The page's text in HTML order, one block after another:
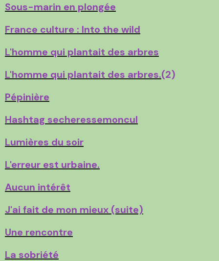
Sous-marin en plongée
France culture : Into the wild
L'homme qui plantait des arbres
L'homme qui plantait des arbres.(2)
Pépinière
Hashtag secheressemoncul
Lumières du soir
L'erreur est urbaine.
Aucun intérêt
J'ai fait de mon mieux (suite)
Une rencontre
La sobriété